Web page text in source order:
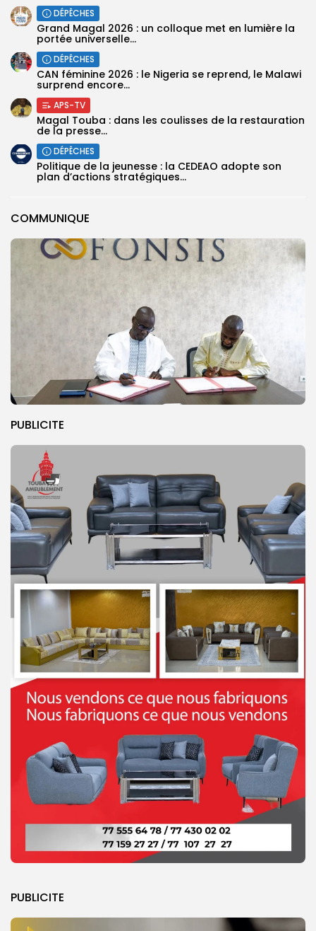
COMMUNIQUE
PUBLICITE
PUBLICITE
DÉPÊCHES
Grand Magal 2026 : un colloque met en lumière la
portée universelle...
DÉPÊCHES
‎CAN féminine 2026 : le Nigeria se reprend, le Malawi
surprend encore...
APS-TV
Magal Touba : dans les coulisses de la restauration
de la presse...
DÉPÊCHES
Politique de la jeunesse : la CEDEAO adopte son
plan d’actions stratégiques...